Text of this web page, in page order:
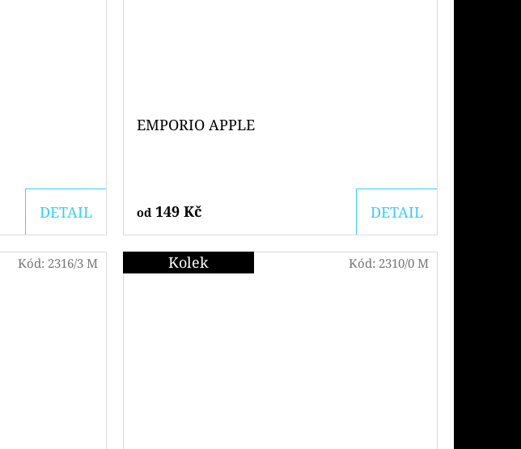
DETAIL
EMPORIO APPLE
od149 Kč DETAIL
Kód: 2316/3 M Kolek Kód: 2310/0 M